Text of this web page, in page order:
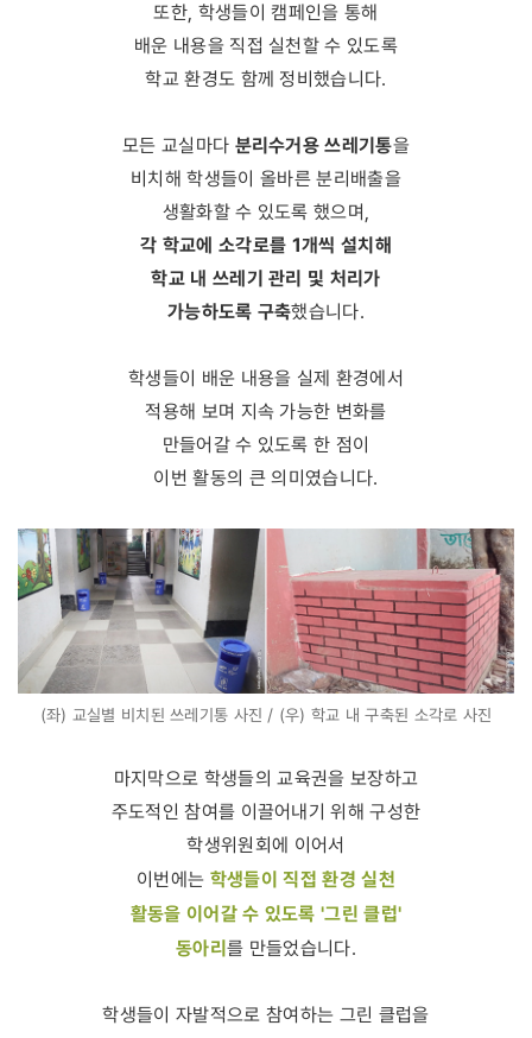
또한, 학생들이 캠페인을 통해
배운 내용을 직접 실천할 수 있도록
학교 환경도 함께 정비했습니다.
모든 교실마다 분리수거용 쓰레기통을
비치해 학생들이 올바른 분리배출을
생활화할 수 있도록 했으며,
각 학교에 소각로를 1개씩 설치해
학교 내 쓰레기 관리 및 처리가
가능하도록 구축했습니다.
학생들이 배운 내용을 실제 환경에서
적용해 보며 지속 가능한 변화를
만들어갈 수 있도록 한 점이
이번 활동의 큰 의미였습니다.
(좌) 교실별 비치된 쓰레기통 사진 / (우) 학교 내 구축된 소각로 사진
마지막으로 학생들의 교육권을 보장하고
주도적인 참여를 이끌어내기 위해 구성한
학생위원회에 이어서
이번에는 학생들이 직접 환경 실천
활동을 이어갈 수 있도록 '그린 클럽'
동아리를 만들었습니다.
학생들이 자발적으로 참여하는 그린 클럽을